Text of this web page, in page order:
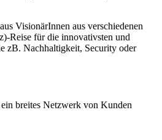
VisionärInnen aus verschiedenen
Reise für die innovativsten und
zB. Nachhaltigkeit, Security oder
breites Netzwerk von Kunden